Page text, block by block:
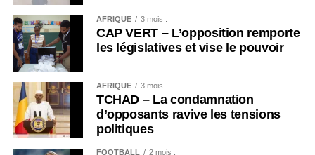
AFRIQUE 3 mois .
CAP VERT – L’opposition remporte
les législatives et vise le pouvoir
AFRIQUE 3 mois .
TCHAD – La condamnation
d’opposants ravive les tensions
politiques
FOOTBALL 2 mois .